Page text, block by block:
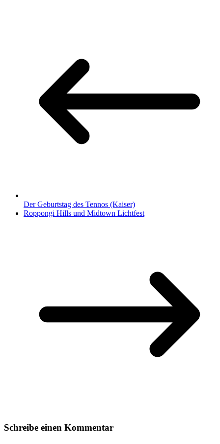
Der Geburtstag des Tennos (Kaiser)
Roppongi Hills und Midtown Lichtfest
Schreibe einen Kommentar